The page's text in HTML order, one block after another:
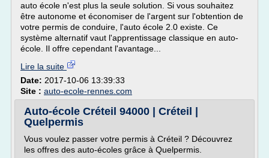
auto école n'est plus la seule solution. Si vous souhaitez
être autonome et économiser de l'argent sur l'obtention de
votre permis de conduire, l'auto école 2.0 existe. Ce
système alternatif vaut l'apprentissage classique en auto-
école. Il offre cependant l'avantage...
Lire la suite
Date: 2017-10-06 13:39:33
Site : auto-ecole-rennes.com
Auto-école Créteil 94000 | Créteil |
Quelpermis
Vous voulez passer votre permis à Créteil ? Découvrez
les offres des auto-écoles grâce à Quelpermis.